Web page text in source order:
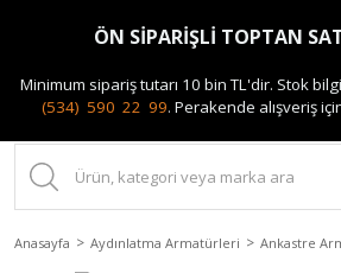
Anasayfa Aydınlatma Armatürleri Ankastre
ÖN SİPARİŞLİ TOPTAN
Minimum sipariş tutarı 10 bin TL'dir. Stok
(534) 590 22 99. Perakende alışveriş